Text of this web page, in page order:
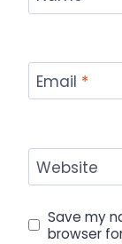
Email *
Website
Save my
browser